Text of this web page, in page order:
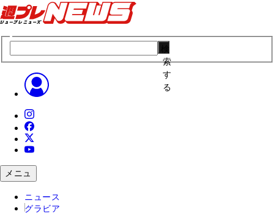
索
す
る
メニュ
ニュース
グラビア